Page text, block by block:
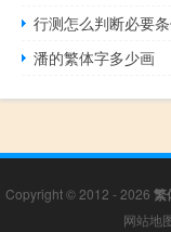
行测怎么判断必要
潘的繁体字多少画
Copyright © 2012 - 2026 繁
网站地